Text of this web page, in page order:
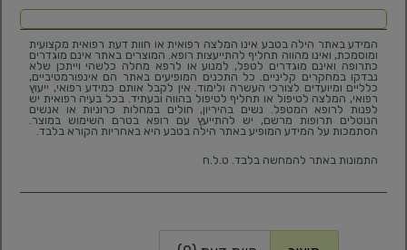
המידע באתר הילה בטבע אינו המלצה רפואית או חוות דעת רפואית מקצועית
ומוסמכת, ואינו מהווה תחליף להתייעצות רופא. המוצרים באתר אינם מוגדרים
כתרופה ואינם מוגדרים לטפל, למנוע או לרפא מחלה כלשהי וייתכן שלא
נבדקו במחקרים קליניים. כל התכנים המופיעים באתר הם אינפורמטיביים,
כלליים ומיועדים לצורכי העשרה ולימוד. אין לקבל אותם כמידע רפואי, ייעוץ
רפואי, המלצה לטיפול או תחליף לטיפול בהווה ובעתיד. בכל בעיה רפואית יש
לפנות לרופא המטפל. נשים בהיריון, חולים במחלות כרוניות או אנשים
הנוטלים תרופות מרשם, יש להתייעץ עם רופא בטרם השימוש במוצר.
הסתמכות על המידע המופיע באתר הילה בטבע היא באחריות הקורא בלבד.
התמונות באתר להמחשה בלבד. ט.ל.ח